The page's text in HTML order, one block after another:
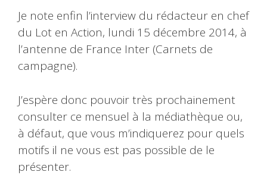
Je note enfin l’interview du rédacteur en chef
du Lot en Action, lundi 15 décembre 2014, à
l’antenne de France Inter (Carnets de
campagne).
J’espère donc pouvoir très prochainement
consulter ce mensuel à la médiathèque ou,
à défaut, que vous m’indiquerez pour quels
motifs il ne vous est pas possible de le
présenter.